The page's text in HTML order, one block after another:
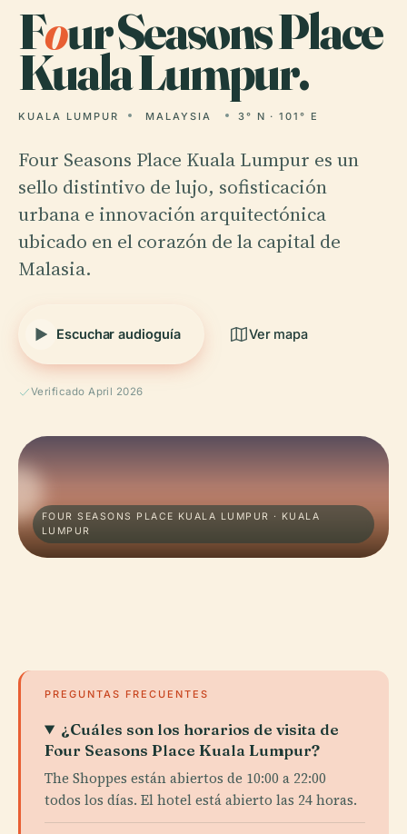
Four Seasons Place
Kuala Lumpur.
KUALA LUMPUR MALAYSIA 3° N · 101° E
Four Seasons Place Kuala Lumpur es un
sello distintivo de lujo, sofisticación
urbana e innovación arquitectónica
ubicado en el corazón de la capital de
Malasia.
Escuchar audioguía Ver mapa
Verificado April 2026
FOUR SEASONS PLACE KUALA LUMPUR · KUALA
LUMPUR
PREGUNTAS FRECUENTES
¿Cuáles son los horarios de visita de
Four Seasons Place Kuala Lumpur?
The Shoppes están abiertos de 10:00 a 22:00
todos los días. El hotel está abierto las 24 horas.